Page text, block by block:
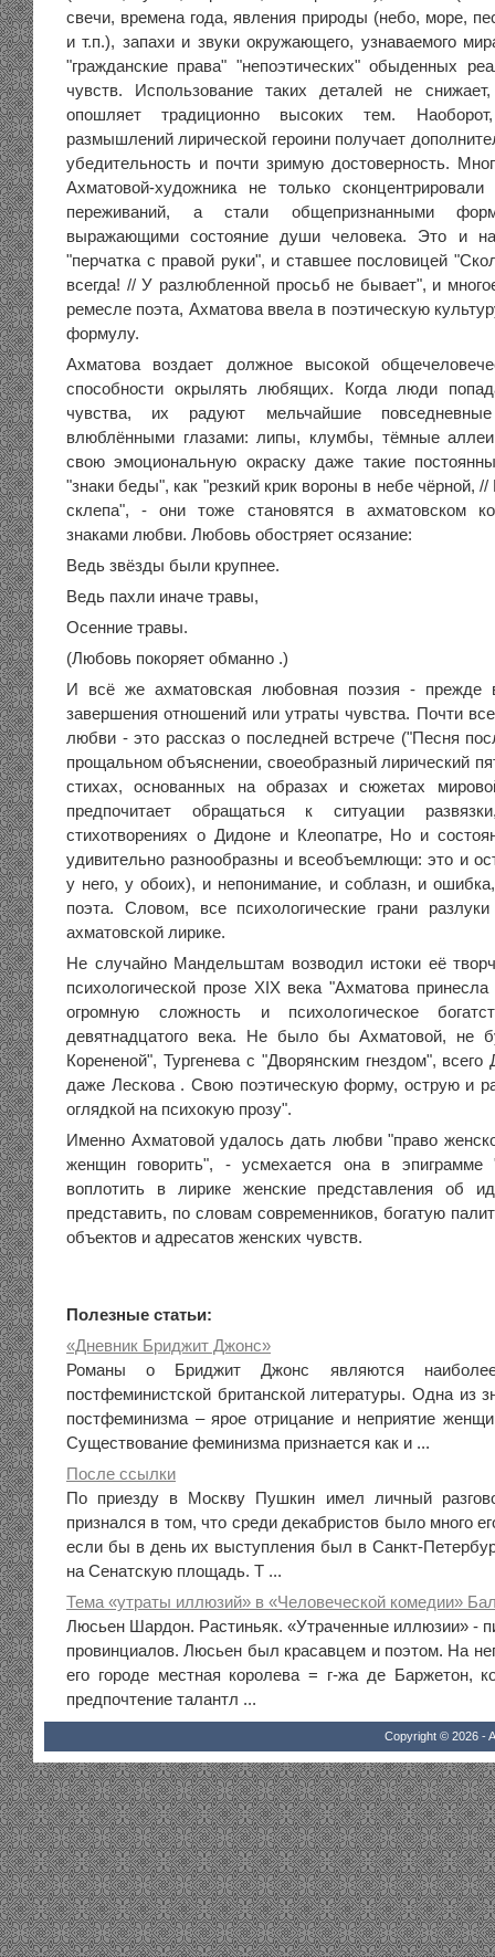
свечи, времена года, явления природы (небо, море,
и т.п.), запахи и звуки окружающего, узнаваемого
"гражданские права" "непоэтических" обыденных
чувств. Использование таких деталей не
опошляет традиционно высоких тем.
размышлений лирической героини получает
убедительность и почти зримую достоверность.
Ахматовой-художника не только
переживаний, а стали общепризнанными
выражающими состояние души человека. Это и
"перчатка с правой руки", и ставшее пословицей
всегда! // У разлюбленной просьб не бывает", и
ремесле поэта, Ахматова ввела в поэтическую
формулу.
Ахматова воздает должное высокой
способности окрылять любящих. Когда люди
чувства, их радуют мельчайшие
влюблёнными глазами: липы, клумбы, тёмные
свою эмоциональную окраску даже такие
"знаки беды", как "резкий крик вороны в небе чёрной,
склепа", - они тоже становятся в ахматовском
знаками любви. Любовь обостряет осязание:
Ведь звёзды были крупнее.
Ведь пахли иначе травы,
Осенние травы.
(Любовь покоряет обманно .)
И всё же ахматовская любовная поэзия - прежде
завершения отношений или утраты чувства. Почти
любви - это рассказ о последней встрече ("Песня
прощальном объяснении, своеобразный лирический
стихах, основанных на образах и сюжетах
предпочитает обращаться к ситуации
стихотворениях о Дидоне и Клеопатре, Но и
удивительно разнообразны и всеобъемлющи: это и
у него, у обоих), и непонимание, и соблазн, и
поэта. Словом, все психологические грани
ахматовской лирике.
Не случайно Мандельштам возводил истоки её
психологической прозе XIX века "Ахматова
огромную сложность и психологическое
девятнадцатого века. Не было бы Ахматовой, не
Корененой", Тургенева с "Дворянским гнездом", всего
даже Лескова . Свою поэтическую форму, острую и
оглядкой на психокую прозу".
Именно Ахматовой удалось дать любви "право
женщин говорить", - усмехается она в
воплотить в лирике женские представления об
представить, по словам современников, богатую
объектов и адресатов женских чувств.
Полезные статьи:
«Дневник Бриджит Джонс»
Романы о Бриджит Джонс являются
постфеминистской британской литературы. Одна из
постфеминизма – ярое отрицание и неприятие
Существование феминизма признается как и ...
После ссылки
По приезду в Москву Пушкин имел личный
признался в том, что среди декабристов было много
если бы в день их выступления был в Санкт-
на Сенатскую площадь. Т ...
Тема «утраты иллюзий» в «Человеческой комедии»
Люсьен Шардон. Растиньяк. «Утраченные иллюзии» -
провинциалов. Люсьен был красавцем и поэтом. На
его городе местная королева = г-жа де Баржетон,
предпочтение талантл ...
Copyright © 2026 -